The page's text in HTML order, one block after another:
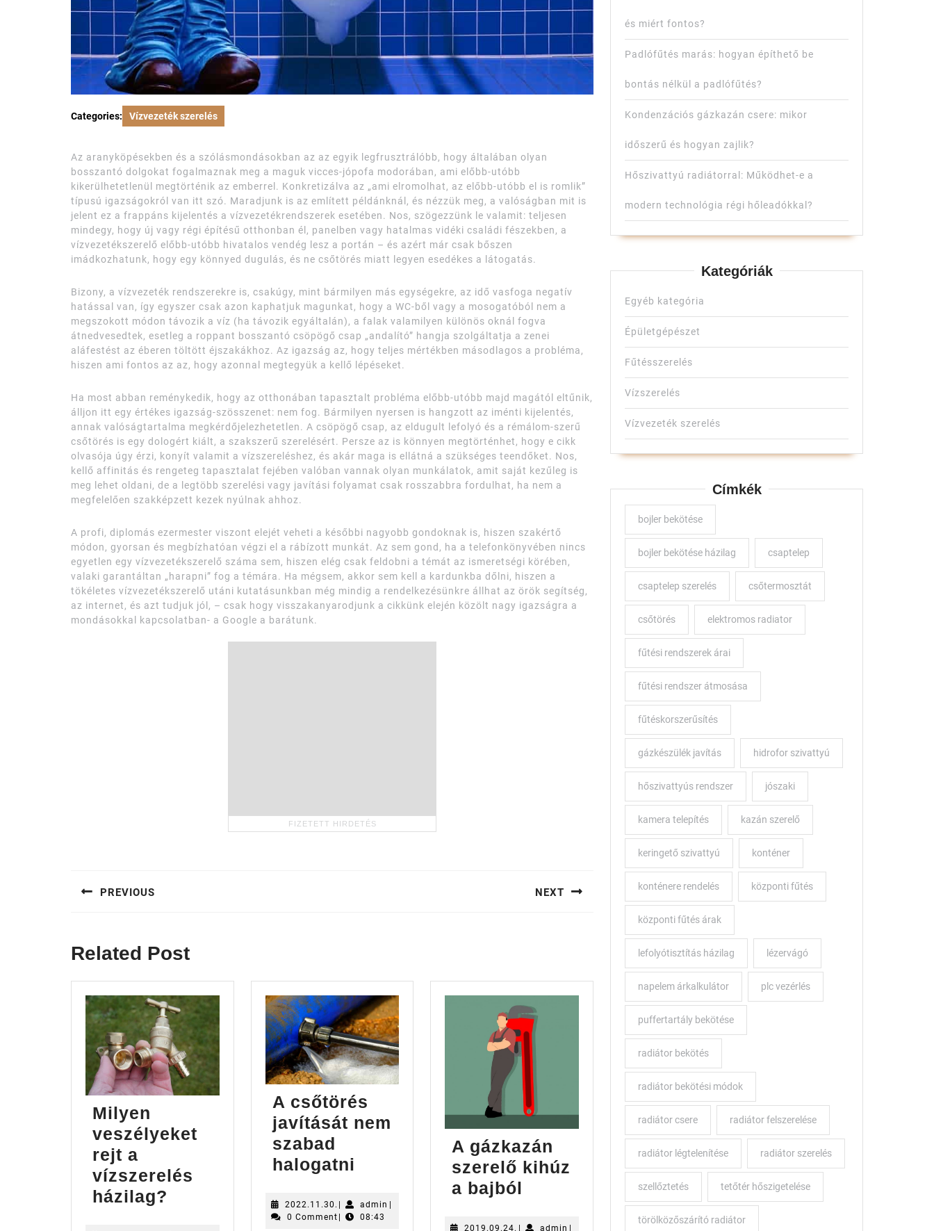
Categories: Vízvezeték szerelés
Az aranyköpésekben és a szólásmondásokban az az egyik legfrusztrálóbb, hogy általában olyan
bosszantó dolgokat fogalmaznak meg a maguk vicces-jópofa modorában, ami előbb-utóbb
kikerülhetetlenül megtörténik az emberrel. Konkretizálva az „ami elromolhat, az előbb-utóbb el is romlik”
típusú igazságokról van itt szó. Maradjunk is az említett példánknál, és nézzük meg, a valóságban mit is
jelent ez a frappáns kijelentés a vízvezetékrendszerek esetében. Nos, szögezzünk le valamit: teljesen
mindegy, hogy új vagy régi építésű otthonban él, panelben vagy hatalmas vidéki családi fészekben, a
vízvezetékszerelő előbb-utóbb hivatalos vendég lesz a portán – és azért már csak bőszen
imádkozhatunk, hogy egy könnyed dugulás, és ne csőtörés miatt legyen esedékes a látogatás.
Bizony, a vízvezeték rendszerekre is, csakúgy, mint bármilyen más egységekre, az idő vasfoga negatív
hatással van, így egyszer csak azon kaphatjuk magunkat, hogy a WC-ből vagy a mosogatóból nem a
megszokott módon távozik a víz (ha távozik egyáltalán), a falak valamilyen különös oknál fogva
átnedvesedtek, esetleg a roppant bosszantó csöpögő csap „andalító” hangja szolgáltatja a zenei
aláfestést az éberen töltött éjszakákhoz. Az igazság az, hogy teljes mértékben másodlagos a probléma,
hiszen ami fontos az az, hogy azonnal megtegyük a kellő lépéseket.
Ha most abban reménykedik, hogy az otthonában tapasztalt probléma előbb-utóbb majd magától eltűnik,
álljon itt egy értékes igazság-szösszenet: nem fog. Bármilyen nyersen is hangzott az iménti kijelentés,
annak valóságtartalma megkérdőjelezhetetlen. A csöpögő csap, az eldugult lefolyó és a rémálom-szerű
csőtörés is egy dologért kiált, a szakszerű szerelésért. Persze az is könnyen megtörténhet, hogy e cikk
olvasója úgy érzi, konyít valamit a vízszereléshez, és akár maga is ellátná a szükséges teendőket. Nos,
kellő affinitás és rengeteg tapasztalat fejében valóban vannak olyan munkálatok, amit saját kezűleg is
meg lehet oldani, de a legtöbb szerelési vagy javítási folyamat csak rosszabbra fordulhat, ha nem a
megfelelően szakképzett kezek nyúlnak ahhoz.
A profi, diplomás ezermester viszont elejét veheti a későbbi nagyobb gondoknak is, hiszen szakértő
módon, gyorsan és megbízhatóan végzi el a rábízott munkát. Az sem gond, ha a telefonkönyvében nincs
egyetlen egy vízvezetékszerelő száma sem, hiszen elég csak feldobni a témát az ismeretségi körében,
valaki garantáltan „harapni” fog a témára. Ha mégsem, akkor sem kell a kardunkba dőlni, hiszen a
tökéletes vízvezetékszerelő utáni kutatásunkban még mindig a rendelkezésünkre állhat az örök segítség,
az internet, és azt tudjuk jól, – csak hogy visszakanyarodjunk a cikkünk elején közölt nagy igazságra a
mondásokkal kapcsolatban- a Google a barátunk.
navigáció
PREVIOUS
NEXT
Related Post
Milyen
veszélyeket
rejt a
vízszerelés
házilag?
veszélyeket
A csőtörés
javítását nem
szabad
halogatni
javítását
nem
2022.11.30. 2022.11.30.
admin admin
0 Comment
08:43
A gázkazán
szerelő kihúz
a bajból
2019.09.24. 2019.09.24.
admin admin
és miért fontos?
Padlófűtés marás: hogyan építhető be
bontás nélkül a padlófűtés?
Kondenzációs gázkazán csere: mikor
időszerű és hogyan zajlik?
Hőszivattyú radiátorral: Működhet-e a
modern technológia régi hőleadókkal?
Kategóriák
Egyéb kategória
Épületgépészet
Fűtésszerelés
Vízszerelés
Vízvezeték szerelés
Címkék
bojler bekötése
bojler bekötése házilag csaptelep
csaptelep szerelés csőtermosztát
csőtörés elektromos radiator
fűtési rendszerek árai
fűtési rendszer átmosása
fűtéskorszerűsítés
gázkészülék javítás hidrofor szivattyú
hőszivattyús rendszer jószaki
kamera telepítés kazán szerelő
keringető szivattyú konténer
konténere rendelés központi fűtés
központi fűtés árak
lefolyótisztítás házilag lézervágó
napelem árkalkulátor plc vezérlés
puffertartály bekötése
radiátor bekötés
radiátor bekötési módok
radiátor csere radiátor felszerelése
radiátor légtelenítése radiátor szerelés
szellőztetés tetőtér hőszigetelése
törölközőszárító radiátor